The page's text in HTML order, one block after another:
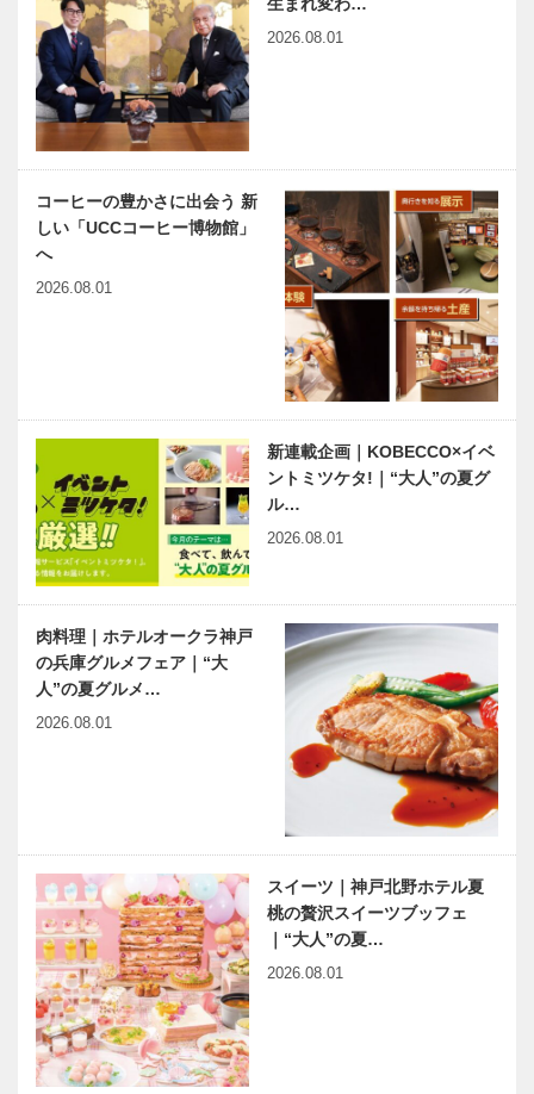
連載エッセイ
／喫茶店の書
斎から 117
る
くがわよりの
ぶ） 1602
～16…
出待ちしても
いいですか？
｜第14回｜
日本唯一のボ
ランティア番
組！？華やか
で温かい…
大谷光瑞
2026.08.01
コーヒーの豊かさに出会う 新
しい「UCCコーヒー博物館」
へ
2026.08.01
新連載企画｜KOBECCO×イベ
ントミツケタ!｜“大人”の夏グ
ル…
2026.08.01
肉料理｜ホテルオークラ神戸
の兵庫グルメフェア｜“大
人”の夏グルメ…
2026.08.01
スイーツ｜神戸北野ホテル夏
桃の贅沢スイーツブッフェ
｜“大人”の夏…
2026.08.01